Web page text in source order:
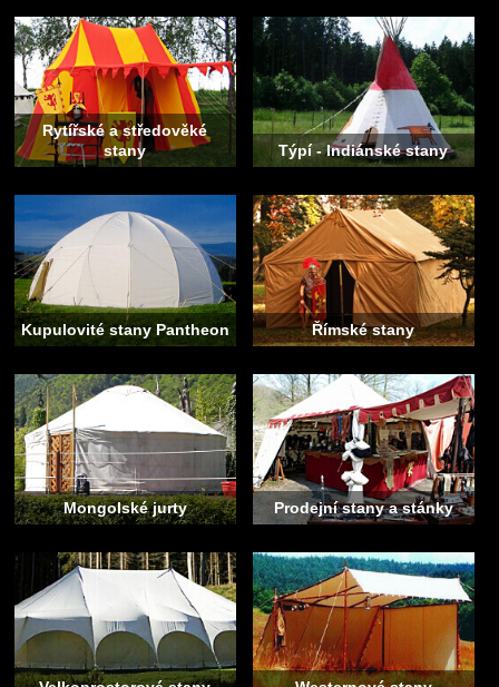
Rytířské a středověké
stany
Týpí - Indiánské stany
Kupulovité stany Pantheon Římské stany
Mongolské jurty Prodejní stany a stánky